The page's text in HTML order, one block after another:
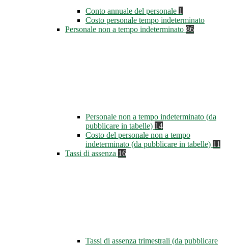
Conto annuale del personale 1
Costo personale tempo indeterminato
Personale non a tempo indeterminato 86
Personale non a tempo indeterminato (da
pubblicare in tabelle) 14
Costo del personale non a tempo
indeterminato (da pubblicare in tabelle) 11
Tassi di assenza 16
Tassi di assenza trimestrali (da pubblicare